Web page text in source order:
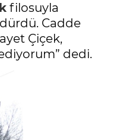
filosuyla
Cadde
Çiçek,
dedi.